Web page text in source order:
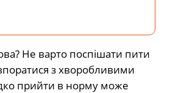
Не варто поспішати пити
з хворобливими
прийти в норму може